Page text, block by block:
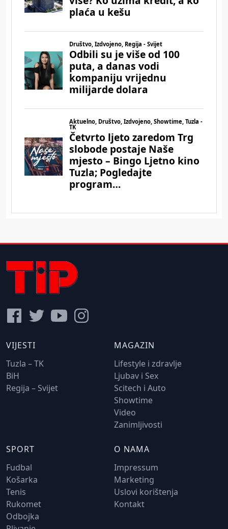
VIJESTI
Tuzla – TK
BiH
Regija – Svijet
MAGAZIN
Lifestyle i zdravlje
Ljubav i Sex
Scitech i Auto
Showtime
Video
Zanimljivosti
SPORT
Fudbal
Košarka
Tenis
Rukomet
Odbojka
O NAMA
Impressum
Marketing
Uslovi korištenja
Kontakt